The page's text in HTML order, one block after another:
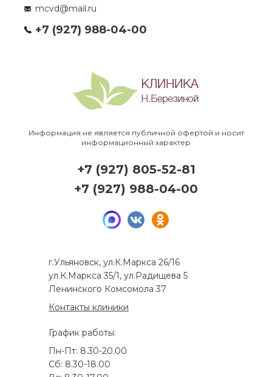
mcvd@mail.ru
+7 (927) 988-04-00
Информация не является публичной офертой и носит
информационный характер
г.Ульяновск, ул.К.Маркса 26/16
ул.К.Маркса 35/1, ул.Радищева 5
Ленинского Комсомола 37
Контакты клиники
График работы:
Пн-Пт: 8.30-20.00
Сб: 8.30-18.00
+7 (927) 805-52-81
+7 (927) 988-04-00